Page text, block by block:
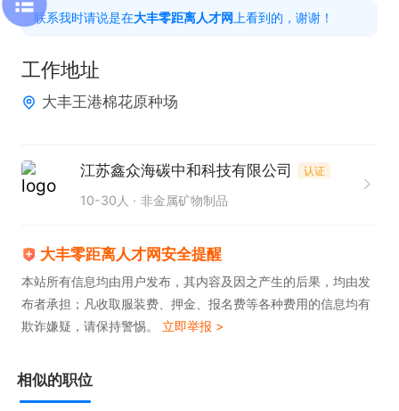
联系我时请说是在大丰零距离人才网 上看到的，谢谢！
工作地址
大丰王港棉花原种场
江苏鑫众海碳中和科技有限公司 认证
10-30人 非金属矿物制品
大丰零距离人才网安全提醒
本站所有信息均由用户发布，其内容及因之产生的后果，均由发
布者承担；凡收取服装费、押金、报名费等各种费用的信息均有
欺诈嫌疑，请保持警惕。 立即举报 >
相似的职位